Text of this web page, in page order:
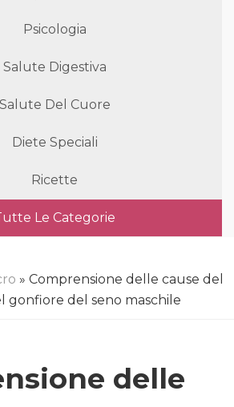
Psicologia
Salute Digestiva
Salute Del Cuore
Diete Speciali
Ricette
Le Categorie
» Comprensione delle cause del
gonfiore del seno maschile
delle